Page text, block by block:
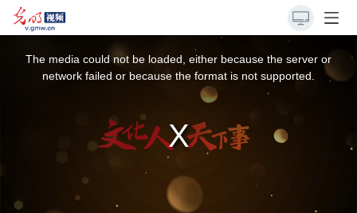
The media could not be loaded, either because the server or
network failed or because the format is not supported.